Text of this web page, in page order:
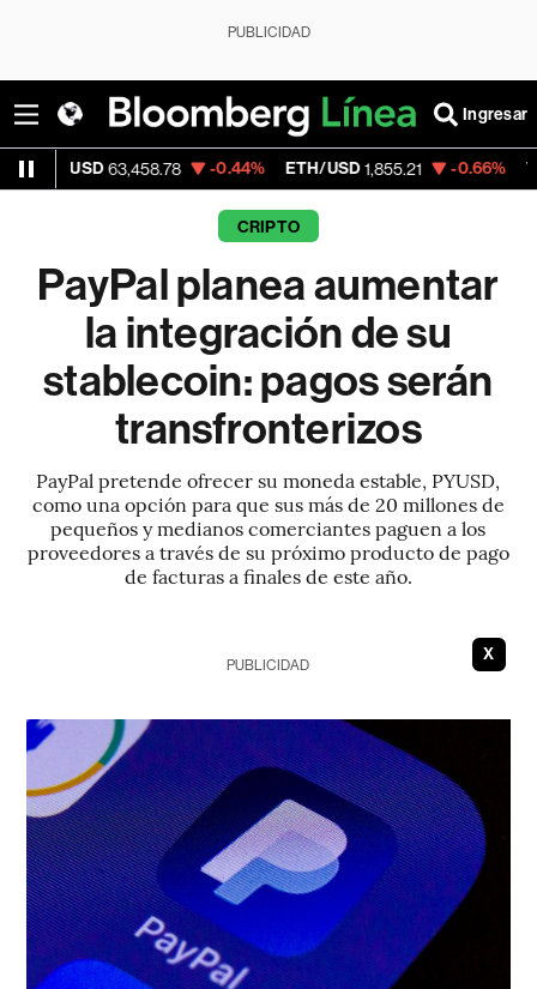
PUBLICIDAD
Ingresar
63,458.78 -0.44% ETH/USD 1,855.21 -0.66% Visa 365.67
CRIPTO
PayPal planea aumentar
la integración de su
stablecoin: pagos serán
transfronterizos
PayPal pretende ofrecer su moneda estable, PYUSD,
como una opción para que sus más de 20 millones de
pequeños y medianos comerciantes paguen a los
proveedores a través de su próximo producto de pago
de facturas a finales de este año.
X
PUBLICIDAD